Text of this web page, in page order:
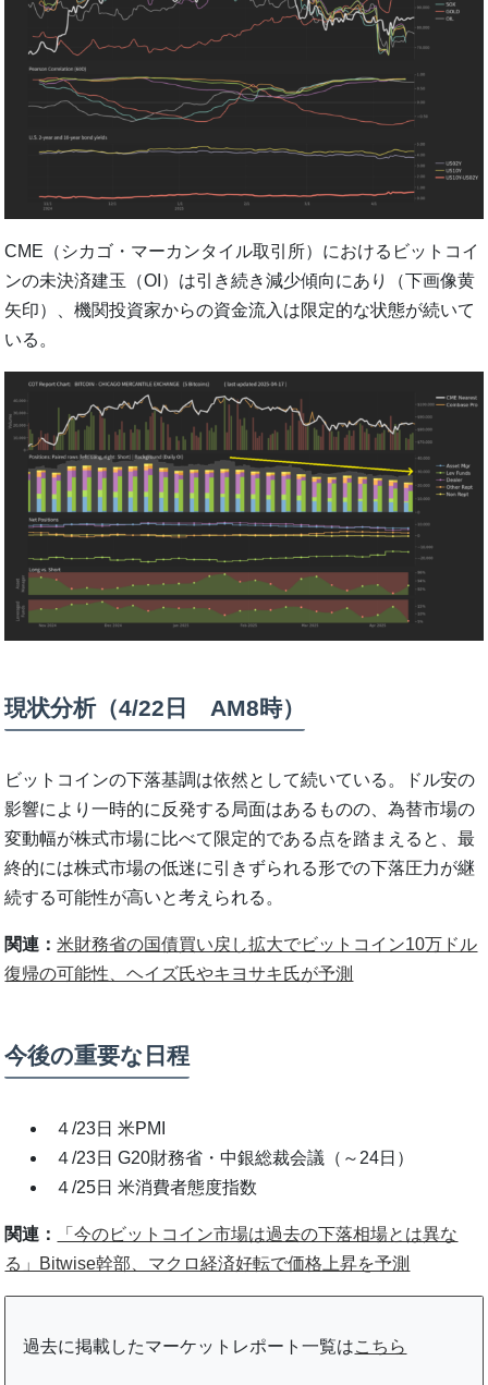
CME（シカゴ・マーカンタイル取引所）におけるビットコイ
ンの未決済建玉（OI）は引き続き減少傾向にあり（下画像黄
矢印）、機関投資家からの資金流入は限定的な状態が続いて
いる。
現状分析（4/22日 AM8時）
ビットコインの下落基調は依然として続いている。ドル安の
影響により一時的に反発する局面はあるものの、為替市場の
変動幅が株式市場に比べて限定的である点を踏まえると、最
終的には株式市場の低迷に引きずられる形での下落圧力が継
続する可能性が高いと考えられる。
関連：米財務省の国債買い戻し拡大でビットコイン10万ドル
復帰の可能性、ヘイズ氏やキヨサキ氏が予測
今後の重要な日程
４/23日 米PMI
４/23日 G20財務省・中銀総裁会議（～24日）
４/25日 米消費者態度指数
関連：
「今のビットコイン市場は過去の下落相場とは異な
る」Bitwise幹部、マクロ経済好転で価格上昇を予測
過去に掲載したマーケットレポート一覧はこちら